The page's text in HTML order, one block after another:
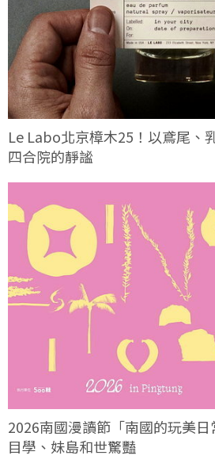
Le Labo北京樟木25！以鳶尾、
四合院的靜謐
2026南國漫讀節「南國的玩美
目學、妹島和世驚豔